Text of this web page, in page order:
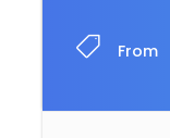
From